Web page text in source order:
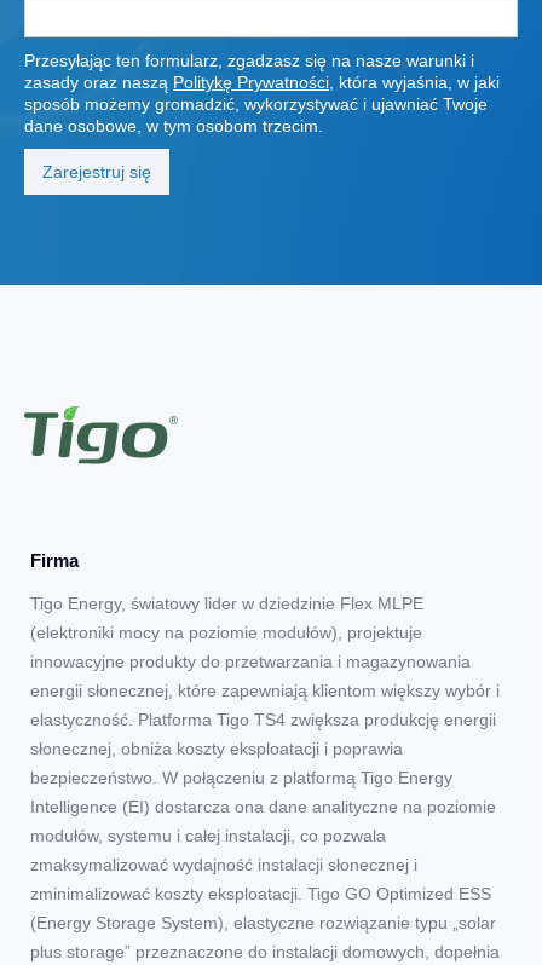
Przesyłając ten formularz, zgadzasz się na nasze warunki i
zasady oraz naszą Politykę Prywatności, która wyjaśnia, w jaki
sposób możemy gromadzić, wykorzystywać i ujawniać Twoje
dane osobowe, w tym osobom trzecim.
Firma
Tigo Energy, światowy lider w dziedzinie Flex MLPE
(elektroniki mocy na poziomie modułów), projektuje
innowacyjne produkty do przetwarzania i magazynowania
energii słonecznej, które zapewniają klientom większy wybór i
elastyczność. Platforma Tigo TS4 zwiększa produkcję energii
słonecznej, obniża koszty eksploatacji i poprawia
bezpieczeństwo. W połączeniu z platformą Tigo Energy
Intelligence (EI) dostarcza ona dane analityczne na poziomie
modułów, systemu i całej instalacji, co pozwala
zmaksymalizować wydajność instalacji słonecznej i
zminimalizować koszty eksploatacji. Tigo GO Optimized ESS
(Energy Storage System), elastyczne rozwiązanie typu „solar
plus storage” przeznaczone do instalacji domowych, dopełnia